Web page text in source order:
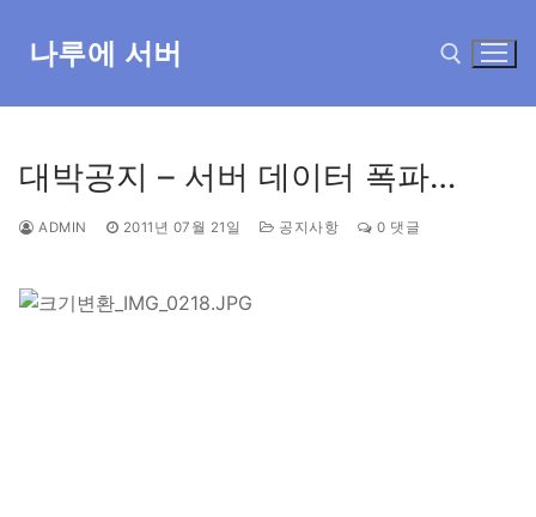
로
나루에 서버
대박공지 – 서버 데이터 폭파…
ADMIN 2011년 07월 21일 공지사항 0 댓글